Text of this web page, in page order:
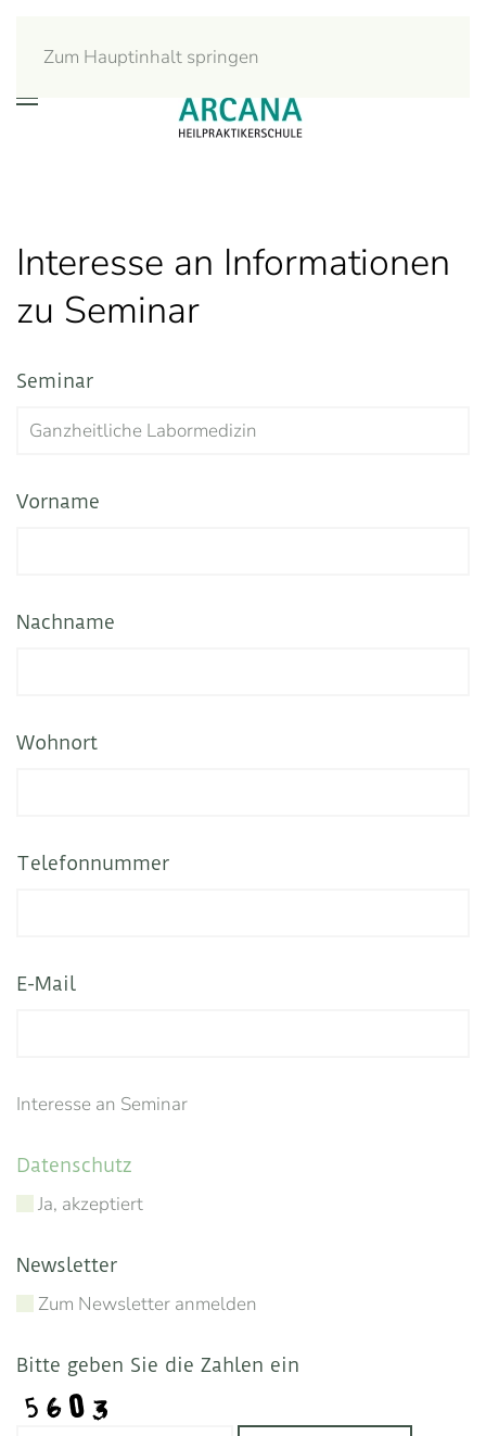
Zum Hauptinhalt springen
Interesse an Informationen
zu Seminar
Seminar
Vorname
Nachname
Wohnort
Telefonnummer
E-Mail
Interesse an Seminar
Datenschutz
Ja, akzeptiert
Newsletter
Zum Newsletter anmelden
Bitte geben Sie die Zahlen ein